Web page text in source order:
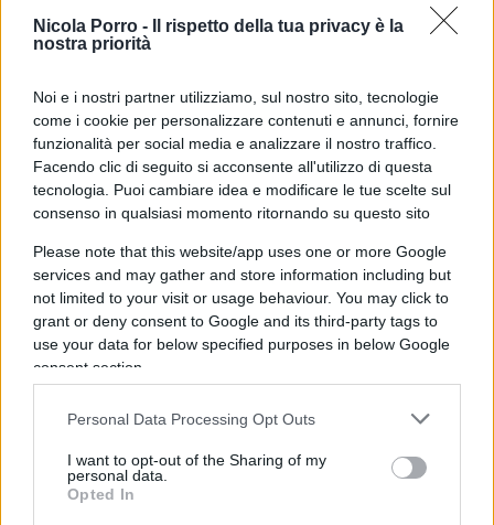
Nicola Porro -
Il rispetto della tua privacy è la
nostra priorità
Noi e i nostri partner utilizziamo, sul nostro sito, tecnologie
come i cookie per personalizzare contenuti e annunci, fornire
funzionalità per social media e analizzare il nostro traffico.
Facendo clic di seguito si acconsente all'utilizzo di questa
tecnologia. Puoi cambiare idea e modificare le tue scelte sul
consenso in qualsiasi momento ritornando su questo sito
Please note that this website/app uses one or more Google
services and may gather and store information including but
not limited to your visit or usage behaviour. You may click to
grant or deny consent to Google and its third-party tags to
use your data for below specified purposes in below Google
consent section.
Personal Data Processing Opt Outs
I want to opt-out of the Sharing of my
personal data.
Opted In
stesso.
Forse è proprio questa l’occasione che resta
ancora da cogliere.Fare della Corte non un
ostacolo all’amministrazione, ma una
moderna infrastruttura della buona
amministrazione